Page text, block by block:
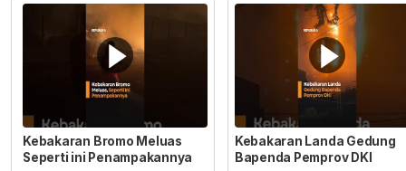
Kebakaran Bromo Meluas
Seperti ini Penampakannya
Kebakaran Landa Gedung
Bapenda Pemprov DKI